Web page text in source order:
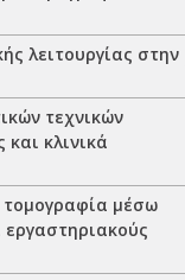
λειτουργίας στην
τεχνικών
κλινικά
τομογραφία μέσω
εργαστηριακούς